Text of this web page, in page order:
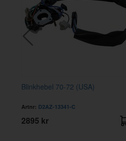
Blinkhebel 70-72 (USA)
Artnr: D2AZ-13341-C
2895 kr